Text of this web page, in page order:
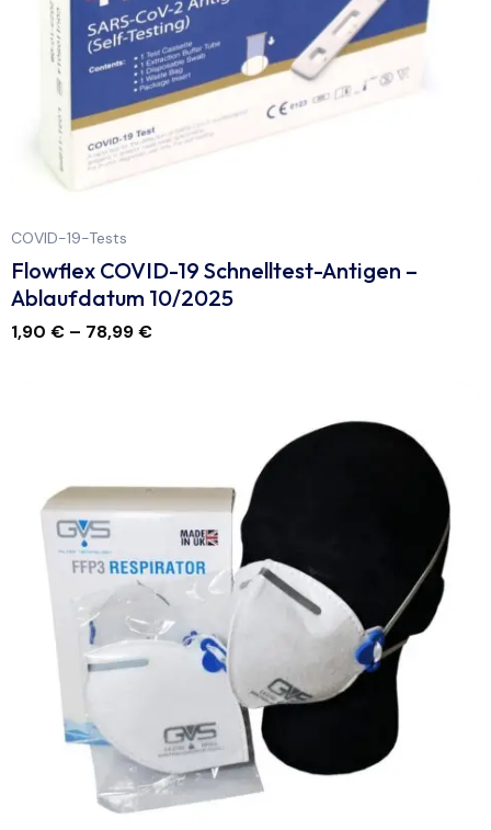
COVID-19-Tests
Flowflex COVID-19 Schnelltest-Antigen –
Ablaufdatum 10/2025
1,90 € – 78,99€